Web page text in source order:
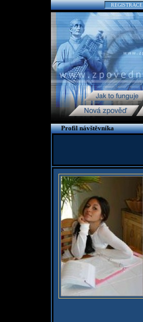
REGISTRACE
Profil návštěvníka